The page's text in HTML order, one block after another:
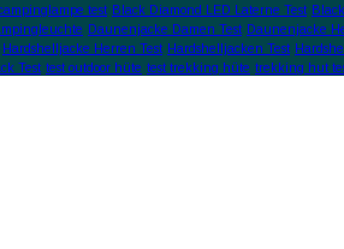
test Black Diamond LED Laterne Test
Daunenjacke Damen Test Daunenjacke
Hardshelljacke Herren Test Hardshelljacken Test
Test test outdoor hüte test trekking hüte trekking hut